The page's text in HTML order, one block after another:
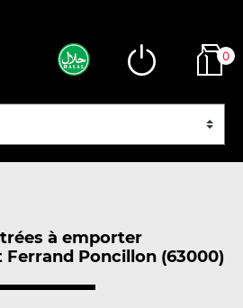
0
à emporter
Poncillon (63000)